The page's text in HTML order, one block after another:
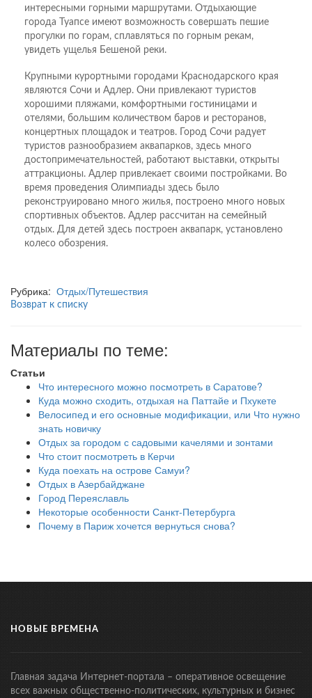
интересными горными маршрутами. Отдыхающие
города Туапсе имеют возможность совершать пешие
прогулки по горам, сплавляться по горным рекам,
увидеть ущелья Бешеной реки.
Крупными курортными городами Краснодарского края
являются Сочи и Адлер. Они привлекают туристов
хорошими пляжами, комфортными гостиницами и
отелями, большим количеством баров и ресторанов,
концертных площадок и театров. Город Сочи радует
туристов разнообразием аквапарков, здесь много
достопримечательностей, работают выставки, открыты
аттракционы. Адлер привлекает своими постройками. Во
время проведения Олимпиады здесь было
реконструировано много жилья, построено много новых
спортивных объектов. Адлер рассчитан на семейный
отдых. Для детей здесь построен аквапарк, установлено
колесо обозрения.
Рубрика: Отдых/Путешествия
Возврат к списку
Материалы по теме:
Статьи
Что интересного можно посмотреть в Саратове?
Куда можно сходить, отдыхая на Паттайе и Пхукете
Велосипед и его основные модификации, или Что нужно
знать новичку
Отдых за городом с садовыми качелями и зонтами
Что стоит посмотреть в Керчи
Куда поехать на острове Самуи?
Отдых в Азербайджане
Город Переяславль
Некоторые особенности Санкт-Петербурга
Почему в Париж хочется вернуться снова?
НОВЫЕ ВРЕМЕНА
Главная задача Интернет-портала – оперативное освещение
всех важных общественно-политических, культурных и бизнес